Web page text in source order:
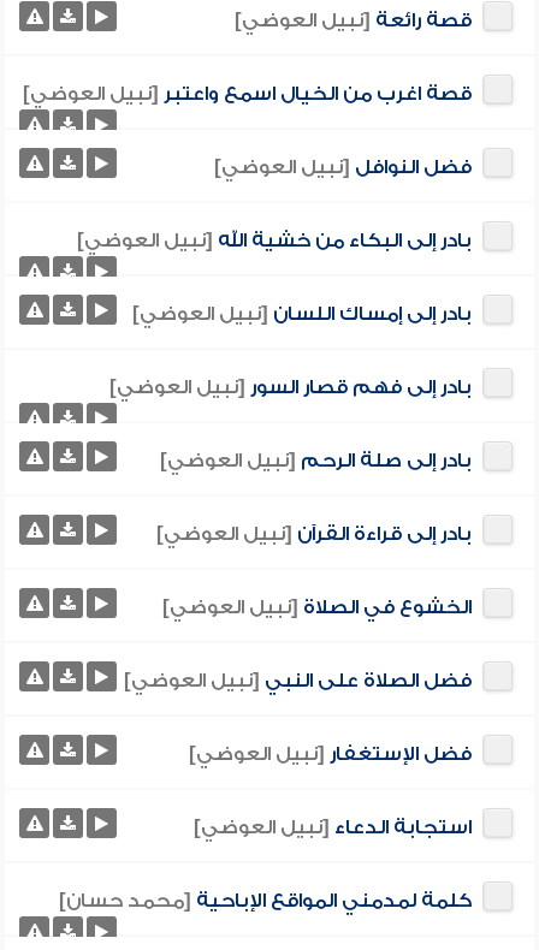
قصة رائعة [نبيل العوضي]
قصة اغرب من الخيال اسمع واعتبر [نبيل العوضي]
فضل النوافل [نبيل العوضي]
بادر إلى البكاء من خشية الله [نبيل العوضي]
بادر إلى إمساك اللسان [نبيل العوضي]
بادر إلى فهم قصار السور [نبيل العوضي]
بادر إلى صلة الرحم [نبيل العوضي]
بادر إلى قراءة القرآن [نبيل العوضي]
الخشوع في الصلاة [نبيل العوضي]
فضل الصلاة على النبي [نبيل العوضي]
فضل الإستغفار [نبيل العوضي]
استجابة الدعاء [نبيل العوضي]
كلمة لمدمني المواقع الإباحية [محمد حسان]